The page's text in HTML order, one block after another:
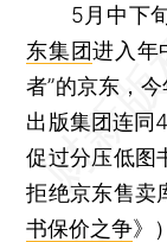
5月中下旬
东集团进入年
者”的京东，
出版集团连同
促过分压低图
拒绝京东售卖
书保价之争》）